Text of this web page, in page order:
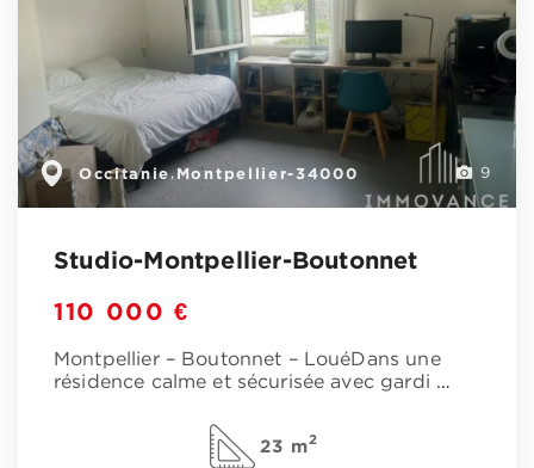
9
Occitanie,Montpellier-34000
Studio-Montpellier-Boutonnet
110 000 €
Montpellier – Boutonnet – LouéDans une
résidence calme et sécurisée avec gardi …
23 m2